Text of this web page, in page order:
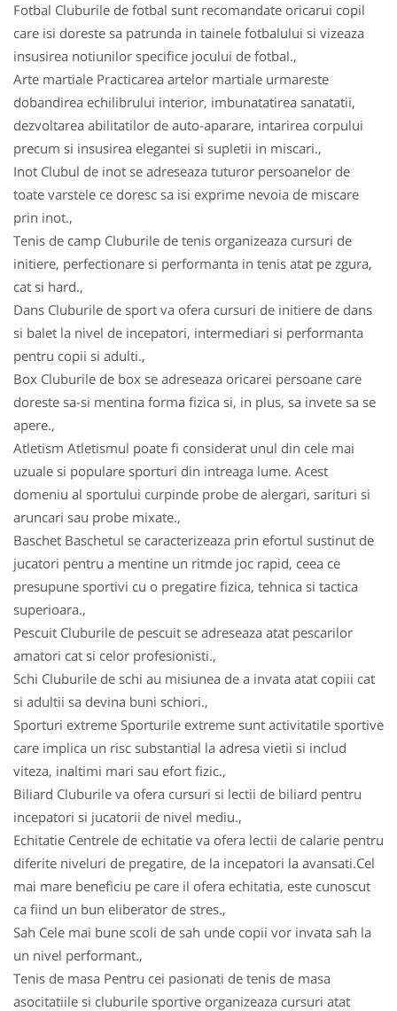
Fotbal Cluburile de fotbal sunt recomandate oricarui copil
care isi doreste sa patrunda in tainele fotbalului si vizeaza
insusirea notiunilor specifice jocului de fotbal.,
Arte martiale Practicarea artelor martiale urmareste
dobandirea echilibrului interior, imbunatatirea sanatatii,
dezvoltarea abilitatilor de auto-aparare, intarirea corpului
precum si insusirea elegantei si supletii in miscari.,
Inot Clubul de inot se adreseaza tuturor persoanelor de
toate varstele ce doresc sa isi exprime nevoia de miscare
prin inot.,
Tenis de camp Cluburile de tenis organizeaza cursuri de
initiere, perfectionare si performanta in tenis atat pe zgura,
cat si hard.,
Dans Cluburile de sport va ofera cursuri de initiere de dans
si balet la nivel de incepatori, intermediari si performanta
pentru copii si adulti.,
Box Cluburile de box se adreseaza oricarei persoane care
doreste sa-si mentina forma fizica si, in plus, sa invete sa se
apere.,
Atletism Atletismul poate fi considerat unul din cele mai
uzuale si populare sporturi din intreaga lume. Acest
domeniu al sportului curpinde probe de alergari, sarituri si
aruncari sau probe mixate.,
Baschet Baschetul se caracterizeaza prin efortul sustinut de
jucatori pentru a mentine un ritmde joc rapid, ceea ce
presupune sportivi cu o pregatire fizica, tehnica si tactica
superioara.,
Pescuit Cluburile de pescuit se adreseaza atat pescarilor
amatori cat si celor profesionisti.,
Schi Cluburile de schi au misiunea de a invata atat copiii cat
si adultii sa devina buni schiori.,
Sporturi extreme Sporturile extreme sunt activitatile sportive
care implica un risc substantial la adresa vietii si includ
viteza, inaltimi mari sau efort fizic.,
Biliard Cluburile va ofera cursuri si lectii de biliard pentru
incepatori si jucatorii de nivel mediu.,
Echitatie Centrele de echitatie va ofera lectii de calarie pentru
diferite niveluri de pregatire, de la incepatori la avansati.Cel
mai mare beneficiu pe care il ofera echitatia, este cunoscut
ca fiind un bun eliberator de stres.,
Sah Cele mai bune scoli de sah unde copii vor invata sah la
un nivel performant.,
Tenis de masa Pentru cei pasionati de tenis de masa
asocitatiile si cluburile sportive organizeaza cursuri atat